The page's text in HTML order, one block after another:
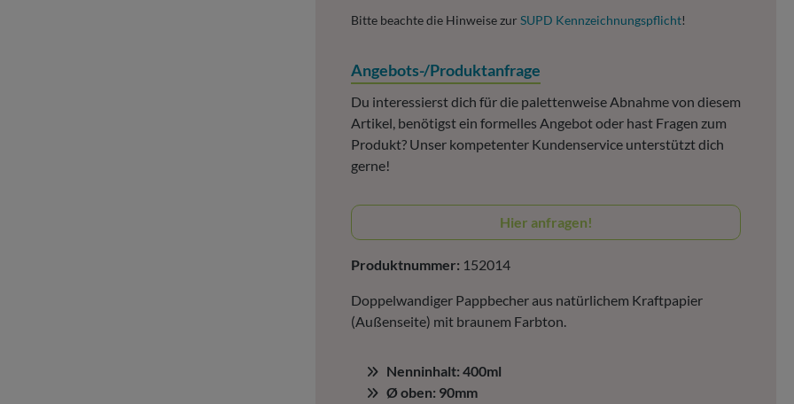
Bitte beachte die Hinweise zur SUPD Kennzeichnungspflicht!
Angebots-/Produktanfrage
Du interessierst dich für die palettenweise Abnahme von diesem
Artikel, benötigst ein formelles Angebot oder hast Fragen zum
Produkt? Unser kompetenter Kundenservice unterstützt dich
gerne!
Hier anfragen!
Produktnummer: 152014
Doppelwandiger Pappbecher aus natürlichem Kraftpapier
(Außenseite) mit braunem Farbton.
Nenninhalt: 400ml
Ø oben: 90mm